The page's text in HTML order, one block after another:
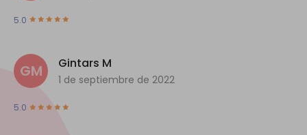
5.0
GM Gintars M
1 de septiembre de 2022
5.0